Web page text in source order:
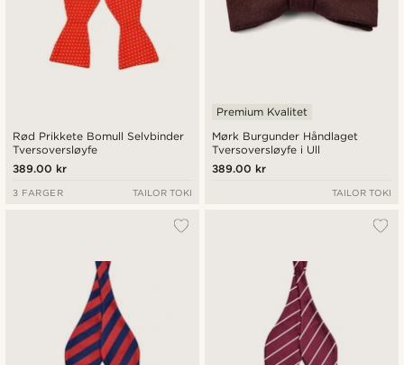
Rød Prikkete Bomull Selvbinder
Tversoversløyfe
389.00 kr
3 FARGER TAILOR TOKI
Mørk Burgunder Håndlaget
Tversoversløyfe i Ull
Premium Kvalitet
389.00 kr
TAILOR TOKI